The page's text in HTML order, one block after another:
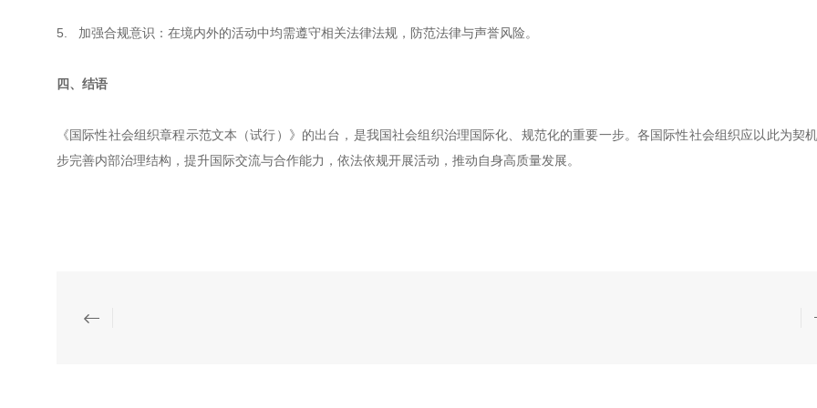
5. 加强合规意识：在境内外的活动中均需遵守相关法律法规，防范法律与声誉风险。
四、结语
《国际性社会组织章程示范文本（试行）》的出台，是我国社会组织治理国际化、规范化的重要一步。各国际性社会组织应以此为契
步完善内部治理结构，提升国际交流与合作能力，依法依规开展活动，推动自身高质量发展。